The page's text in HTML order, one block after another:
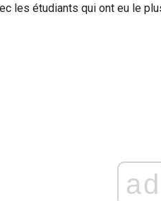
les étudiants qui ont eu le
ad